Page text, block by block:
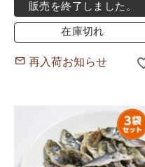
販売を終了しました。
在庫切れ
再入荷お知らせ